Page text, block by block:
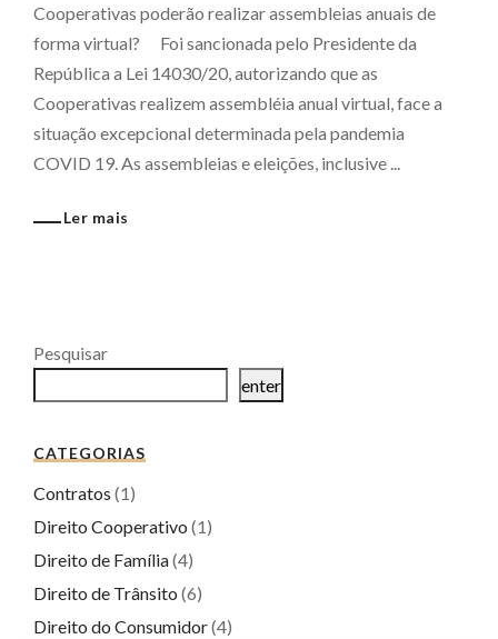
Cooperativas poderão realizar assembleias anuais de
forma virtual? ⠀ Foi sancionada pelo Presidente da
República a Lei 14030/20, autorizando que as
Cooperativas realizem assembléia anual virtual, face a
situação excepcional determinada pela pandemia
COVID 19. As assembleias e eleições, inclusive ...
Ler mais
Pesquisar
enter
CATEGORIAS
Contratos (1)
Direito Cooperativo (1)
Direito de Família(4)
Direito de Trânsito (6)
Direito do Consumidor(4)